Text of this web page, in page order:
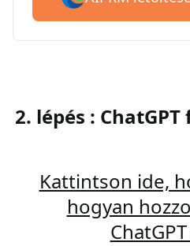
2. lépés :
Kattintson ide,
hogyan